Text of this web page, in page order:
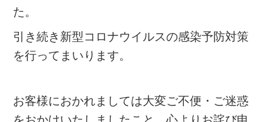
た。
引き続き新型コロナウイルスの感染予防対策
を行ってまいります。
お客様におかれましては大変ご不便・ご迷惑